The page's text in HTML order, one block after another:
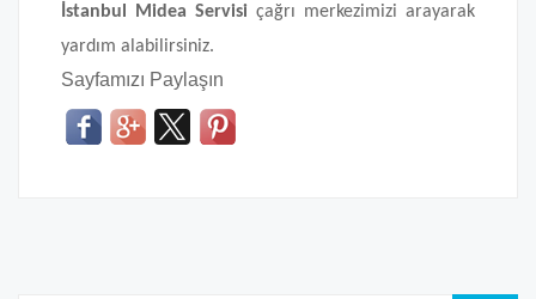
İstanbul Midea Servisi çağrı merkezimizi arayarak
yardım alabilirsiniz.
Sayfamızı Paylaşın